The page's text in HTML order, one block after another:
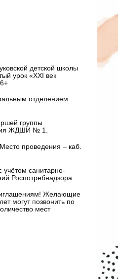
детской школы
урок «XXI век
отделением
группы
ЖДШИ № 1.
проведения – каб.
учётом санитарно-
Роспотребнадзора.
Желающие
могут позвонить по
мест